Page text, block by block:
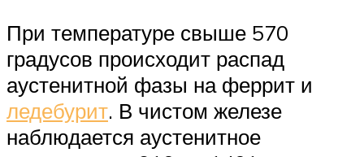
При температуре свыше 570
градусов происходит распад
аустенитной фазы на феррит и
ледебурит. В чистом железе
наблюдается аустенитное